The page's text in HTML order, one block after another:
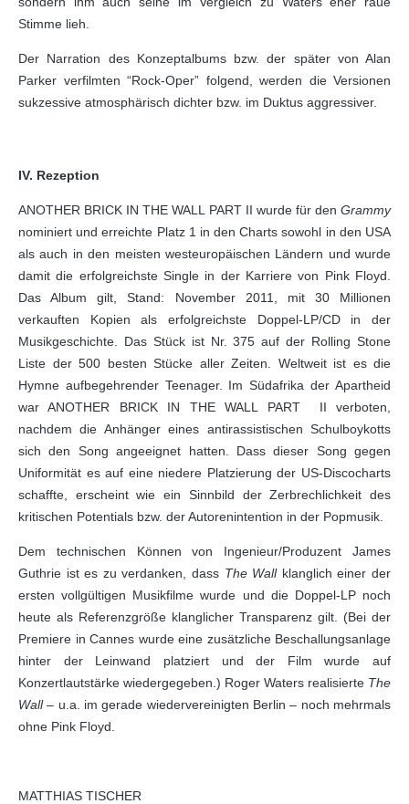
Stimme lieh.
Der Narration des Konzeptalbums bzw. der später von Alan
Parker verfilmten “Rock-Oper” folgend, werden die Versionen
sukzessive atmosphärisch dichter bzw. im Duktus aggressiver.
IV. Rezeption
ANOTHER BRICK IN THE WALL PART II wurde für den Grammy
nominiert und erreichte Platz 1 in den Charts sowohl in den USA
als auch in den meisten westeuropäischen Ländern und wurde
damit die erfolgreichste Single in der Karriere von Pink Floyd.
Das Album gilt, Stand: November 2011, mit 30 Millionen
verkauften Kopien als erfolgreichste Doppel-LP/CD in der
Musikgeschichte. Das Stück ist Nr. 375 auf der Rolling Stone
Liste der 500 besten Stücke aller Zeiten. Weltweit ist es die
Hymne aufbegehrender Teenager. Im Südafrika der Apartheid
war ANOTHER BRICK IN THE WALL PART II verboten,
nachdem die Anhänger eines antirassistischen Schulboykotts
sich den Song angeeignet hatten. Dass dieser Song gegen
Uniformität es auf eine niedere Platzierung der US-Discocharts
schaffte, erscheint wie ein Sinnbild der Zerbrechlichkeit des
kritischen Potentials bzw. der Autorenintention in der Popmusik.
Dem technischen Können von Ingenieur/Produzent James
Guthrie ist es zu verdanken, dass The Wallklanglich einer der
ersten vollgültigen Musikfilme wurde und die Doppel-LP noch
heute als Referenzgröße klanglicher Transparenz gilt. (Bei der
Premiere in Cannes wurde eine zusätzliche Beschallungsanlage
hinter der Leinwand platziert und der Film wurde auf
Konzertlautstärke wiedergegeben.) Roger Waters realisierte The
Wall– u.a. im gerade wiedervereinigten Berlin – noch mehrmals
ohne Pink Floyd.
MATTHIAS TISCHER